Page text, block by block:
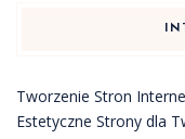
Tworzenie Stron
Estetyczne Strony dla